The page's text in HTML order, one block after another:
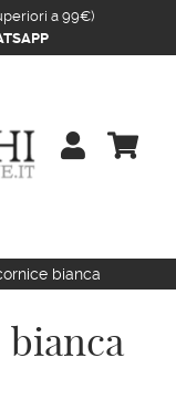
a 99€)
 
bianca